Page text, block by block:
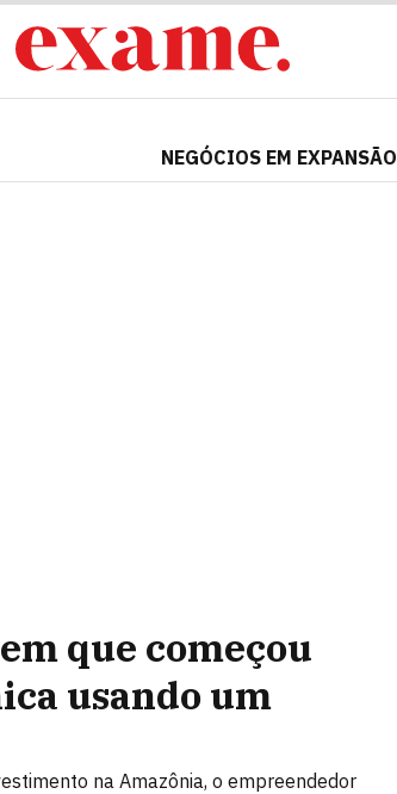
NEGÓCIOS EM EXPANSÃO
que começou
usando um
na Amazônia, o empreendedor